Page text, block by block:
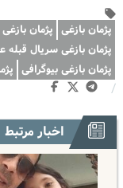
پژمان بازغی پژمان
پژمان بازغی سریال قبله
پژمان بازغی بیوگرافی
/
اخبار مرتبط